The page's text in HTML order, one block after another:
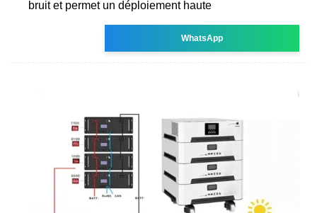
bruit et permet un déploiement haute
WhatsApp